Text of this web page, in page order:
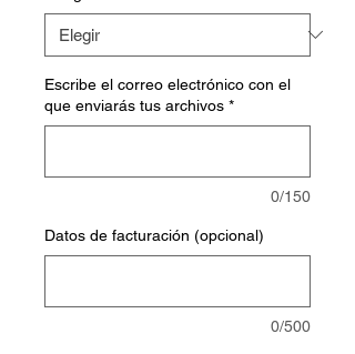
Escribe el correo electrónico con el
que enviarás tus archivos *
0/150
Datos de facturación (opcional)
0/500